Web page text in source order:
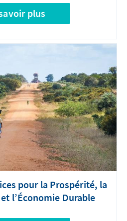
plus
pour la Prospérité, la
l’Économie Durable